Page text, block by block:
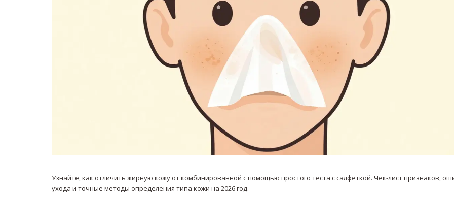
Узнайте, как отличить жирную кожу от комбинированной с помощью простого теста с салфеткой. Чек-лист признаков,
ухода и точные методы определения типа кожи на 2026 год.